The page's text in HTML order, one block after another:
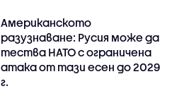
Американското
разузнаване: Русия може да
тества НАТО с ограничена
атака от тази есен до 2029
г.